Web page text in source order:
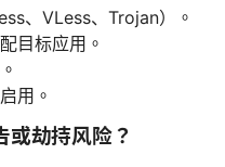
、VLess、Trojan）。
目标应用。
用。
或劫持风险？